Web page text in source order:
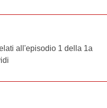
all'episodio 1 della 1a